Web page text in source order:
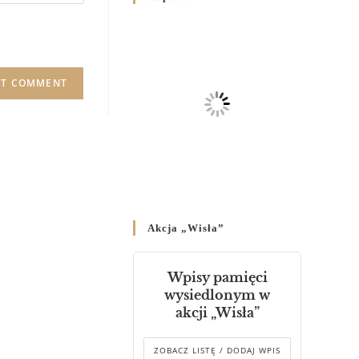
Родин
Справ Молоді та встановленя
складу Катихитичної Комісії
днях 2-12 липня 2024 р.”
Декрет єпископів
Перемисько-Варшавської
Митрополії стосовно
звершування Божественної
літургії
Akcja „Wisła”
Wpisy pamięci
wysiedlonym w
akcji „Wisła”
ZOBACZ LISTĘ / DODAJ WPIS